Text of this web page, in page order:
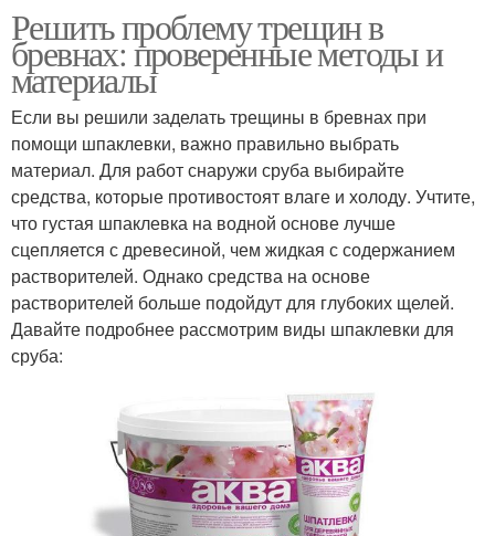
Решить проблему трещин в
бревнах: проверенные методы и
материалы
Если вы решили заделать трещины в бревнах при
помощи шпаклевки, важно правильно выбрать
материал. Для работ снаружи сруба выбирайте
средства, которые противостоят влаге и холоду. Учтите,
что густая шпаклевка на водной основе лучше
сцепляется с древесиной, чем жидкая с содержанием
растворителей. Однако средства на основе
растворителей больше подойдут для глубоких щелей.
Давайте подробнее рассмотрим виды шпаклевки для
сруба: